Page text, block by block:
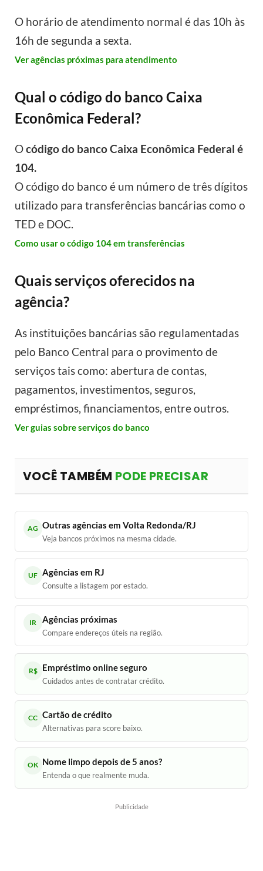
O horário de atendimento normal é das 10h às
16h de segunda a sexta.
Ver agências próximas para atendimento
Qual o código do banco Caixa
Econômica Federal?
Ocódigo do banco Caixa Econômica Federal é
104.
O código do banco é um número de três dígitos
utilizado para transferências bancárias como o
TED e DOC.
Como usar o código 104 em transferências
Quais serviços oferecidos na
agência?
As instituições bancárias são regulamentadas
pelo Banco Central para o provimento de
serviços tais como: abertura de contas,
pagamentos, investimentos, seguros,
empréstimos, financiamentos, entre outros.
Ver guias sobre serviços do banco
VOCÊ TAMBÉM PODE PRECISAR
AG Outras agências em Volta Redonda/RJ
Veja bancos próximos na mesma cidade.
UF Agências em RJ
Consulte a listagem por estado.
IR Agências próximas
Compare endereços úteis na região.
R$ Empréstimo online seguro
Cuidados antes de contratar crédito.
CC Cartão de crédito
Alternativas para score baixo.
OK Nome limpo depois de 5 anos?
Entenda o que realmente muda.
Publicidade